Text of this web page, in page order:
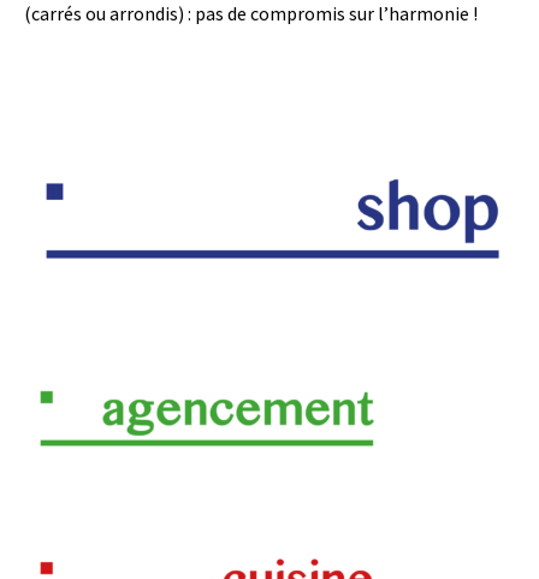
(carrés ou arrondis) : pas de compromis sur l’harmonie !